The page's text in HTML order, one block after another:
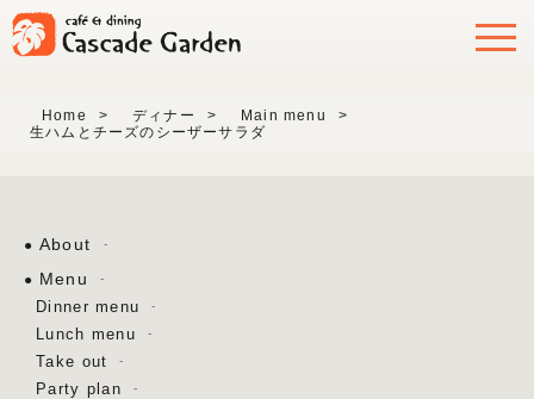
Home > ディナー > Main menu
>
生ハムとチーズのシーザーサラダ
About
Menu
Dinner menu
Lunch menu
Take out
Party plan